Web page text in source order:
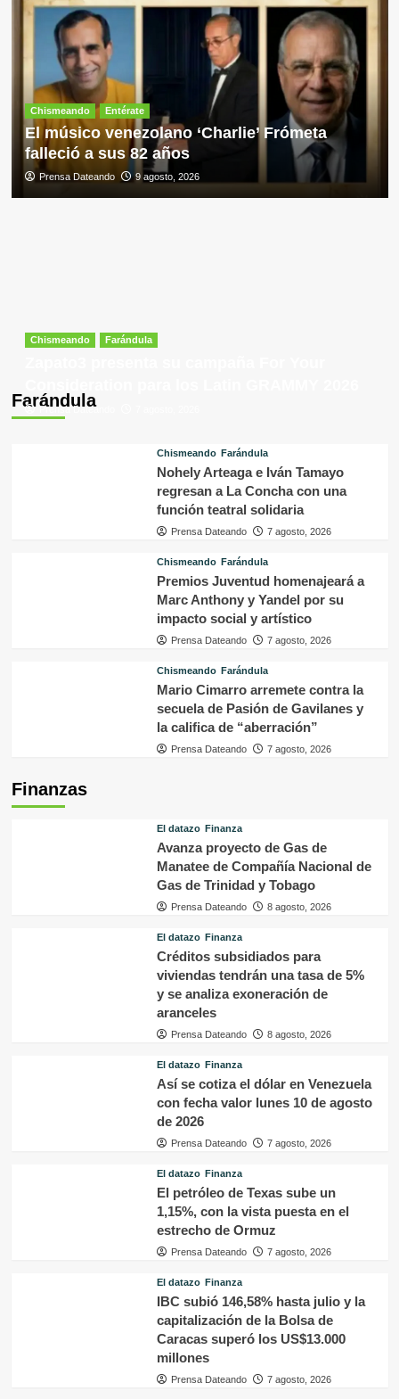
Chismeando Entérate
El músico venezolano ‘Charlie’ Frómeta
falleció a sus 82 años
Prensa Dateando 9 agosto, 2026
Farándula
Chismeando Farándula
Prensa Dateando
Chismeando Farándula
Nohely Arteaga e Iván Tamayo
regresan a La Concha con una
función teatral solidaria
Prensa Dateando 7 agosto, 2026
Chismeando Farándula
Premios Juventud homenajeará a
Marc Anthony y Yandel por su
impacto social y artístico
Prensa Dateando 7 agosto, 2026
Chismeando Farándula
Mario Cimarro arremete contra la
secuela de Pasión de Gavilanes y
la califica de “aberración”
Prensa Dateando 7 agosto, 2026
Finanzas
El datazo Finanza
Avanza proyecto de Gas de
Manatee de Compañía Nacional de
Gas de Trinidad y Tobago
Prensa Dateando 8 agosto, 2026
El datazo Finanza
Créditos subsidiados para
viviendas tendrán una tasa de 5%
y se analiza exoneración de
aranceles
Prensa Dateando 8 agosto, 2026
El datazo Finanza
Así se cotiza el dólar en Venezuela
con fecha valor lunes 10 de agosto
de 2026
Prensa Dateando 7 agosto, 2026
El datazo Finanza
El petróleo de Texas sube un
1,15%, con la vista puesta en el
estrecho de Ormuz
Prensa Dateando 7 agosto, 2026
El datazo Finanza
IBC subió 146,58% hasta julio y la
capitalización de la Bolsa de
Caracas superó los US$13.000
millones
Prensa Dateando 7 agosto, 2026